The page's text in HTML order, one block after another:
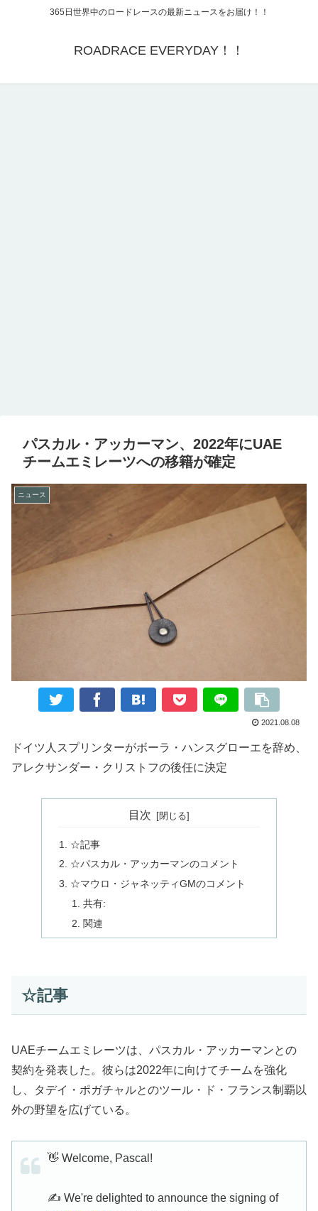
365日世界中のロードレースの最新ニュースをお届け！！
ROADRACE EVERYDAY！！
パスカル・アッカーマン、2022年にUAE
チームエミレーツへの移籍が確定
ニュース
2021.08.08
ドイツ人スプリンターがボーラ・ハンスグローエを辞め、
アレクサンダー・クリストフの後任に決定
目次
☆記事
☆パスカル・アッカーマンのコメント
☆マウロ・ジャネッティGMのコメント
共有:
関連
☆記事
UAEチームエミレーツは、パスカル・アッカーマンとの
契約を発表した。彼らは2022年に向けてチームを強化
し、タデイ・ポガチャルとのツール・ド・フランス制覇以
外の野望を広げている。
👋 Welcome, Pascal!
✍️ We're delighted to announce the signing of